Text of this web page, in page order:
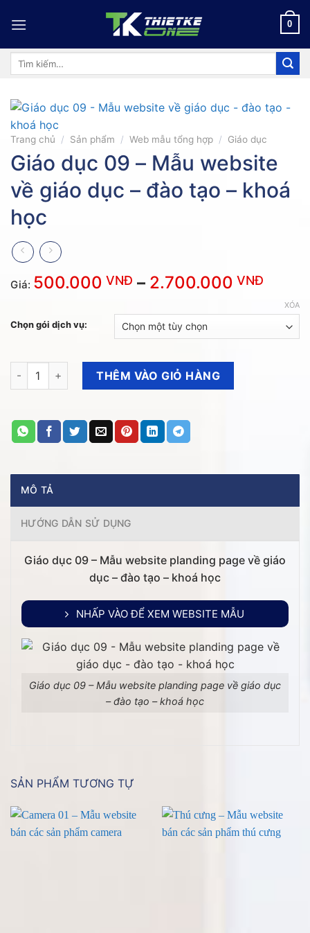
0
Tìm
Trang chủ / Sản phẩm / Web mẫu tổng hợp / Giáo dục
Giáo dục 09 – Mẫu website
về giáo dục – đào tạo – khoá
học
Giá: 500.000 VNĐ – 2.700.000 VNĐ
giá:
từ
Chọn gói dịch vụ:
XÓA
Giáo dục 09 - Mẫu website về giáo dục - đào tạo - khoá học
THÊM VÀO GIỎ HÀNG
MÔ TẢ
HƯỚNG DẪN SỬ DỤNG
Giáo dục 09 – Mẫu website planding page về giáo
dục – đào tạo – khoá học
NHẤP VÀO ĐỂ XEM WEBSITE MẪU
Giáo dục 09 – Mẫu website planding page về giáo dục
– đào tạo – khoá học
SẢN PHẨM TƯƠNG TỰ